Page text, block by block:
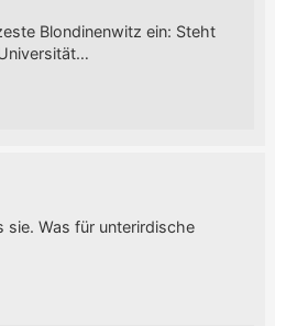
Blondinenwitz ein: Steht
sie. Was für unterirdische